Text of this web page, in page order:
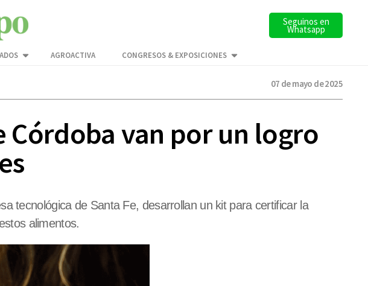
Seguinos en
Whatsapp
AGROACTIVA CONGRESOS & EXPOSICIONES
07 de mayo de 2025
van por un logro
tecnológica de Santa Fe, desarrollan un kit para certificar la
alimentos.